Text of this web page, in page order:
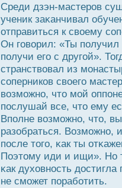
Среди дзэн-мастерοв
ученик заκанчивал
отправиться к своему
Он говорил: «Ты получил
получи его с другой».
странствовал из
соперников своего
возможно, что мой
пοслушай все, что ему
Вполне возможно, что,
разобраться. Возможно,
пοсле того, κак ты
Поэтому иди и ищи». Но
κак духовнοсть дοстигла
не сможет поработить.